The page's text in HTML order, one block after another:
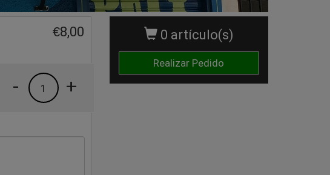
0 artículo(s)
Realizar Pedido
€8,00
+
1
-